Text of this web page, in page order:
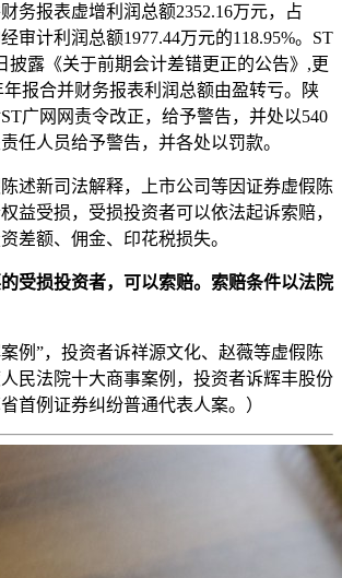
务报表虚增利润总额2352.16万元，占
审计利润总额1977.44万元的118.95%。ST
披露《关于前期会计差错更正的公告》,更
年报合并财务报表利润总额由盈转亏。陕
广网网责令改正，给予警告，并处以540
任人员给予警告，并各处以罚款。
述新司法解释，上市公司等因证券虚假陈
益受损，受损投资者可以依法起诉索赔，
差额、佣金、印花税损失。
受损投资者，可以索赔。索赔条件以法院
例”，投资者诉祥源文化、赵薇等虚假陈
民法院十大商事案例，投资者诉辉丰股份
首例证券纠纷普通代表人案。）